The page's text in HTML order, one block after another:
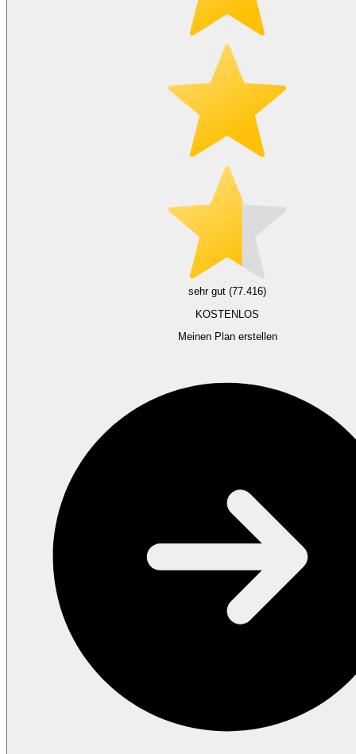
sehr gut (77.416)
KOSTENLOS
Meinen Plan erstellen